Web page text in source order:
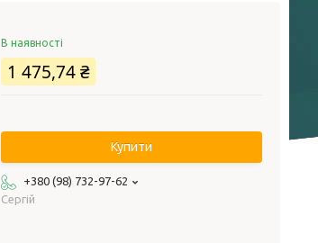
В наявності
1 475,74 ₴
Купити
+380 (98) 732-97-62
Сергій